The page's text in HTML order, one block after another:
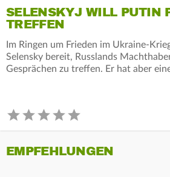
SELENSKYJ WILL PUTIN
TREFFEN
Im Ringen um Frieden im Ukraine-
Selensky bereit, Russlands
Gesprächen zu treffen. Er hat aber
EMPFEHLUNGEN